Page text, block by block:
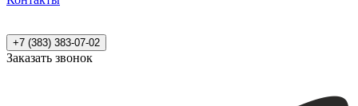
+7 (383) 383-07-02
Заказать звонок